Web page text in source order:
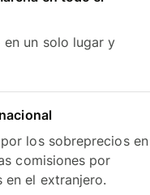
en un solo lugar y
los sobreprecios en
comisiones por
en el extranjero.